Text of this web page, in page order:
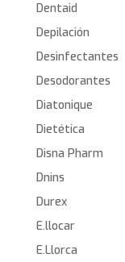
Dentaid
Depilación
Desinfectantes
Desodorantes
Diatonique
Dietética
Disna Pharm
Dnins
Durex
E.llocar
E.Llorca